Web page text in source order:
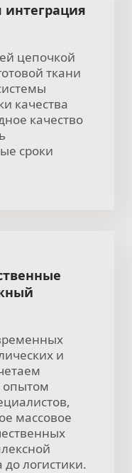
интеграция
цепочкой
ткани
качества
качество
сроки
и
опытом
массовое
логистики.